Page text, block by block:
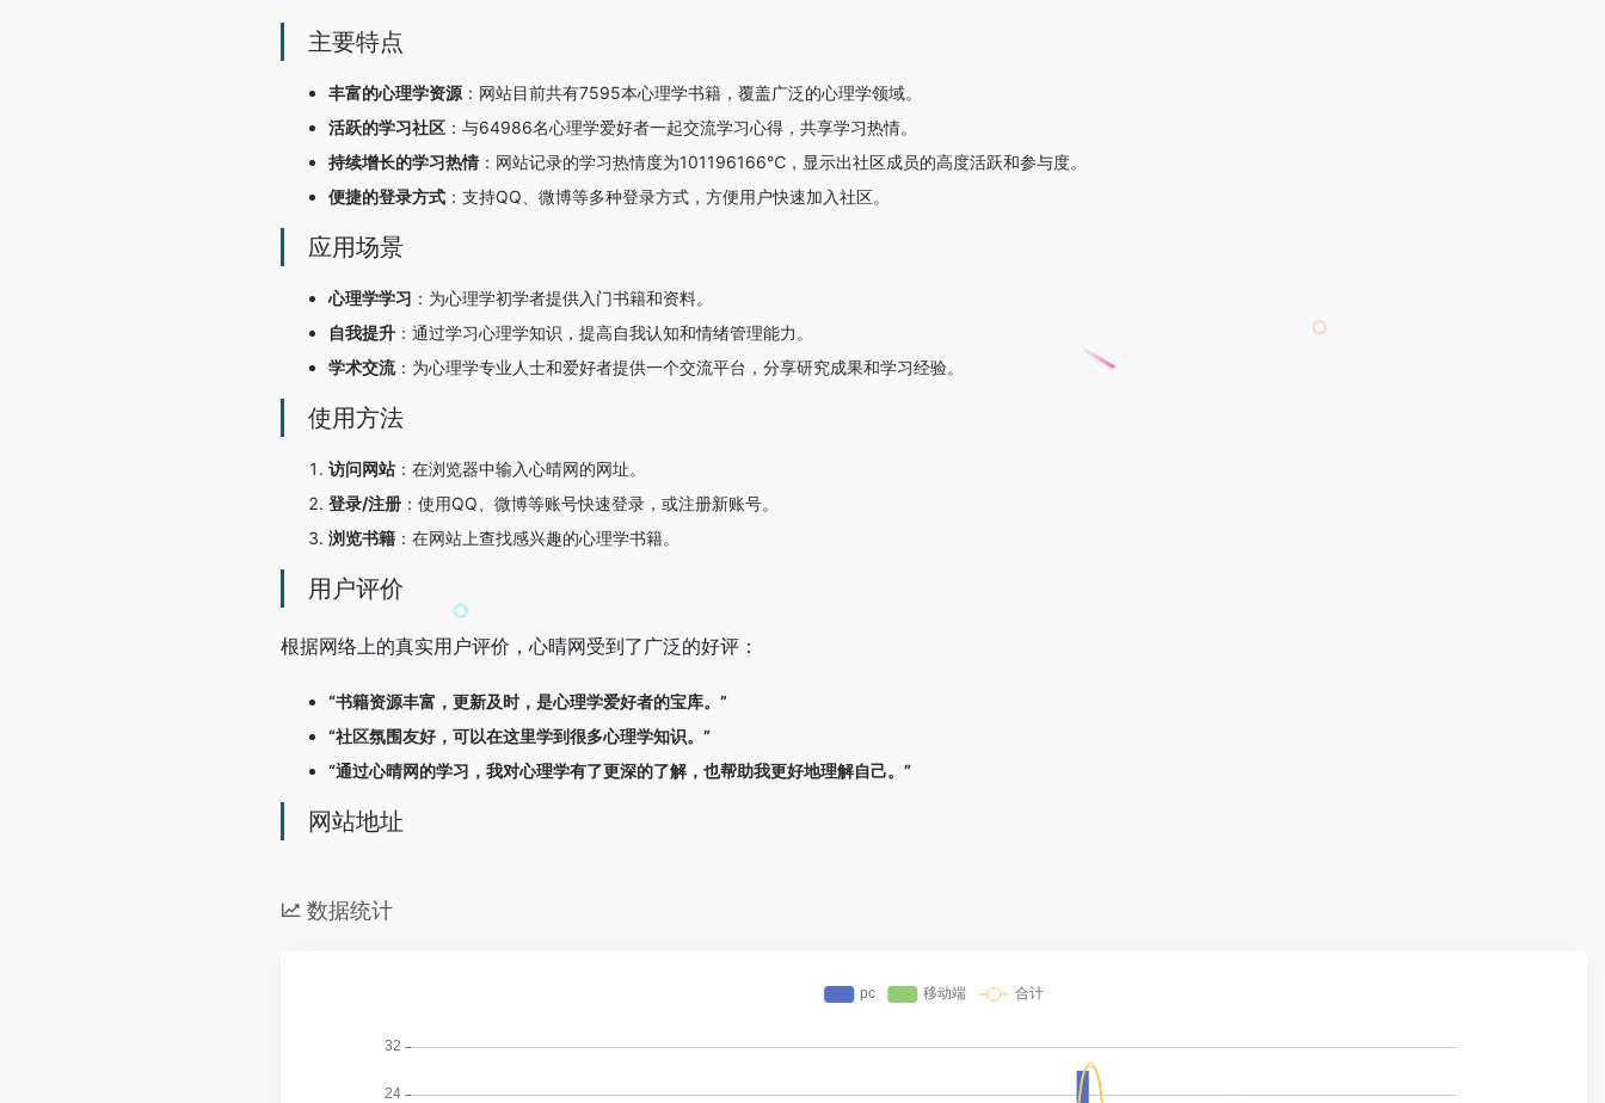
主要特点
丰富的心理学资源 ：网站目前共有7595本心理学书籍，覆盖广泛的心理学领域。
活跃的学习社区 ：与64986名心理学爱好者一起交流学习心得，共享学习热情。
持续增长的学习热情：网站记录的学习热情度为101196166℃，显示出社区成员的高度活跃和参与度。
便捷的登录方式 ：支持QQ、微博等多种登录方式，方便用户快速加入社区。
应用场景
心理学学习 ：为心理学初学者提供入门书籍和资料。
自我提升 ：通过学习心理学知识，提高自我认知和情绪管理能力。
学术交流：为心理学专业人士和爱好者提供一个交流平台，分享研究成果和学习经验。
使用方法
访问网站 ：在浏览器中输入心晴网的网址。
登录/注册 ：使用QQ、微博等账号快速登录，或注册新账号。
浏览书籍 ：在网站上查找感兴趣的心理学书籍。
用户评价
根据网络上的真实用户评价，心晴网受到了广泛的好评：
“书籍资源丰富，更新及时，是心理学爱好者的宝库。”
“社区氛围友好，可以在这里学到很多心理学知识。”
“通过心晴网的学习，我对心理学有了更深的了解，也帮助我更好地理解自己。”
网站地址
数据统计